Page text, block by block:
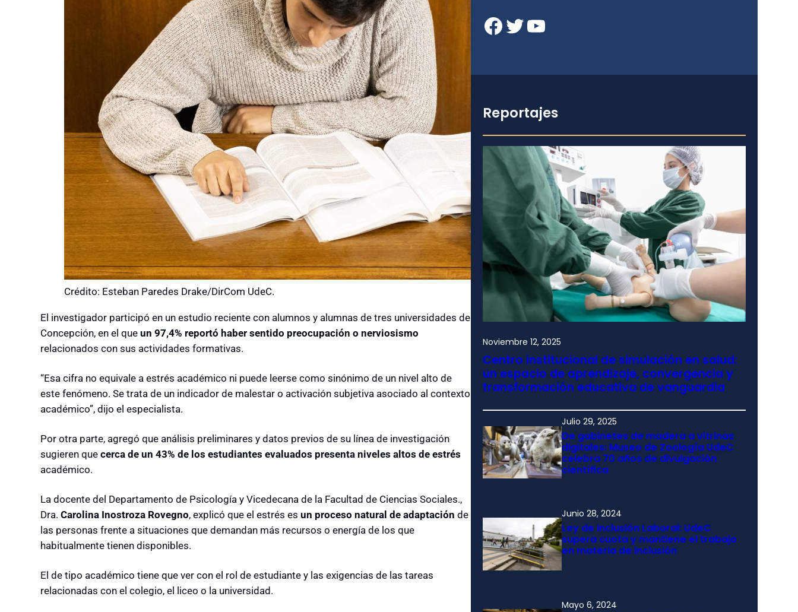
Crédito: Esteban Paredes Drake/DirCom UdeC.
El investigador participó en un estudio reciente con alumnos y alumnas de tres universidades de
Concepción, en el que un 97,4% reportó haber sentido preocupación o nerviosismo
relacionados con sus actividades formativas.
“Esa cifra no equivale a estrés académico ni puede leerse como sinónimo de un nivel alto de
este fenómeno. Se trata de un indicador de malestar o activación subjetiva asociado al contexto
académico”, dijo el especialista.
Por otra parte, agregó que análisis preliminares y datos previos de su línea de investigación
sugieren que cerca de un 43% de los estudiantes evaluados presenta niveles altos de estrés
académico.
La docente del Departamento de Psicología y Vicedecana de la Facultad de Ciencias Sociales.,
Dra. Carolina Inostroza Rovegno, explicó que el estrés es un proceso natural de adaptación de
las personas frente a situaciones que demandan más recursos o energía de los que
habitualmente tienen disponibles.
El de tipo académico tiene que ver con el rol de estudiante y las exigencias de las tareas
relacionadas con el colegio, el liceo o la universidad.
Facebook Twitter YouTube
Reportajes
Noviembre 12, 2025
Centro institucional de simulación en salud:
un espacio de aprendizaje, convergencia y
transformación educativa de vanguardia
Julio 29, 2025
De gabinetes de madera a vitrinas
digitales: Museo de Zoología UdeC
celebra 70 años de divulgación
científica
Junio 28, 2024
Ley de Inclusión Laboral: UdeC
supera cuota y mantiene el trabajo
en materia de inclusión
Mayo 6, 2024